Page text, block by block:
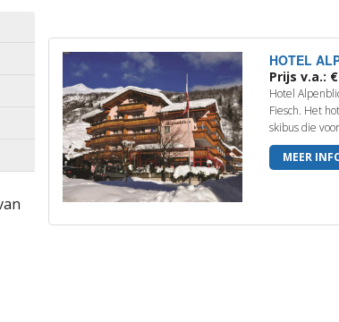
HOTEL
Prijs v.a.:
Hotel
Fiesch. Het
skibus die
MEER